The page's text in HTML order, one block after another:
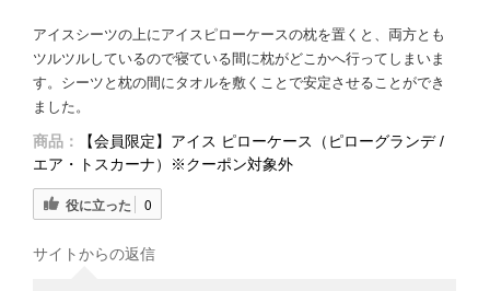
アイスシーツの上にアイスピローケースの枕を置くと、両方とも
ツルツルしているので寝ている間に枕がどこかへ行ってしまいま
す。シーツと枕の間にタオルを敷くことで安定させることができ
ました。
商品：
【会員限定】アイス ピローケース（ピローグランデ /
エア・トスカーナ）※クーポン対象外
役に立った 0
サイトからの返信